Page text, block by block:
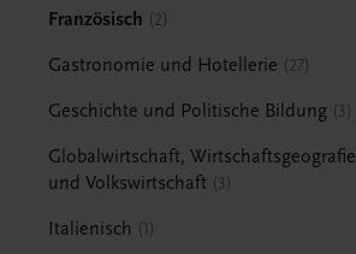
Französisch 2
Gastronomie und Hotellerie 27
Geschichte und Politische Bildung 3
Globalwirtschaft, Wirtschaftsgeografie
und Volkswirtschaft
3
Italienisch 1